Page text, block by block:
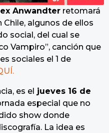
Anwandter retomará
algunos de ellos
social, del cual se
Vampiro”, canción que
sociales el 1 de
es el jueves 16 de
especial que no
show donde
La idea es